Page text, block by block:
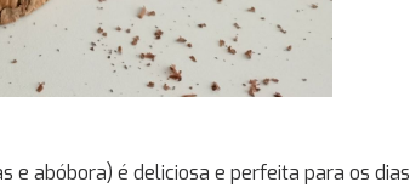
e abóbora) é deliciosa e perfeita para os dias